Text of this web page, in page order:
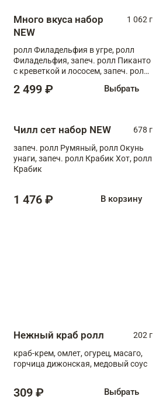
Много вкуса набор
NEW
1 062 г
ролл Филадельфия в угре, ролл
Филадельфия, запеч. ролл Пиканто
с креветкой и лососем, запеч. ролл
2 499 ₽ Выбрать
Чилл сет набор NEW
678 г
запеч. ролл Румяный, ролл Окунь
унаги, запеч. ролл Крабик Хот, ролл
Крабик
1 476 ₽ В корзину
Нежный краб ролл
202 г
краб-крем, омлет, огурец, масаго,
горчица дижонская, медовый соус
309 ₽ Выбрать